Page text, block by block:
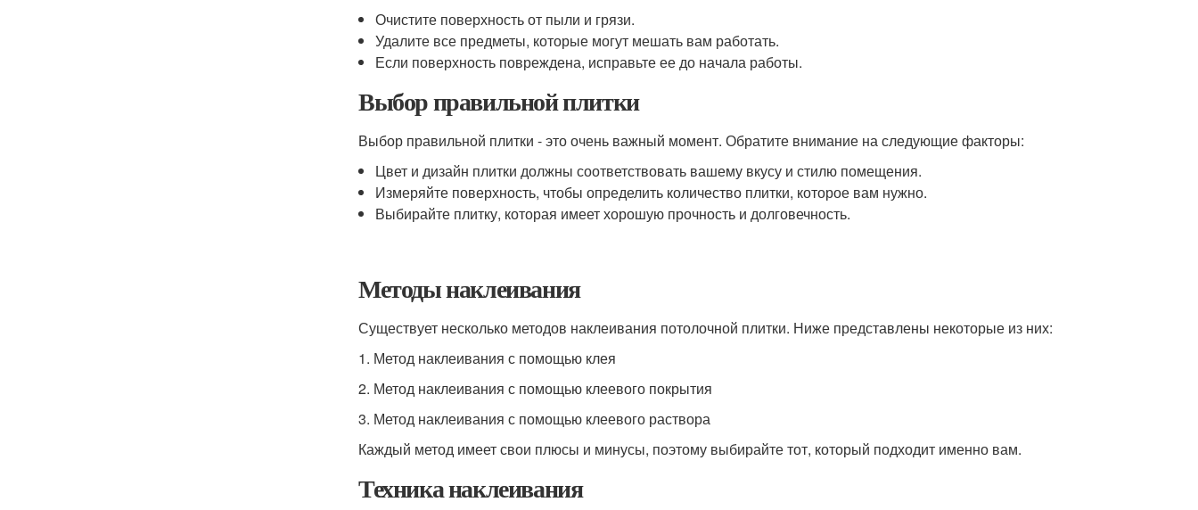
Очистите поверхность от пыли и грязи.
Удалите все предметы, которые могут мешать вам работать.
Если поверхность повреждена, исправьте ее до начала работы.
Выбор правильной плитки
Выбор правильной плитки - это очень важный момент. Обратите внимание на следующие факторы:
Цвет и дизайн плитки должны соответствовать вашему вкусу и стилю помещения.
Измеряйте поверхность, чтобы определить количество плитки, которое вам нужно.
Выбирайте плитку, которая имеет хорошую прочность и долговечность.
Методы наклеивания
Существует несколько методов наклеивания потолочной плитки. Ниже представлены некоторые из них:
1. Метод наклеивания с помощью клея
2. Метод наклеивания с помощью клеевого покрытия
3. Метод наклеивания с помощью клеевого раствора
Каждый метод имеет свои плюсы и минусы, поэтому выбирайте тот, который подходит именно вам.
Техника наклеивания